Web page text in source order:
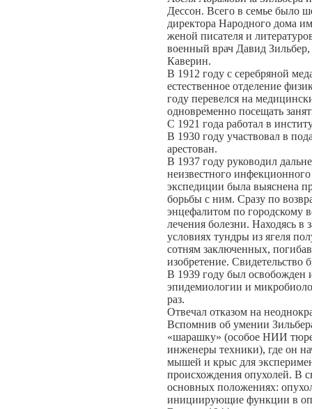
Дессон. Всего в семье было
директора Народного дома
женой писателя и
военный врач Давид
Каверин.
В 1912 году с серебряной
естественное отделение
году перевелся на
одновременно посещать
С 1921 года работал в
В 1930 году участвовал в
арестован.
В 1937 году руководил
неизвестного
экспедиции была выяснена
борьбы с ним. Сразу по
энцефалитом по городскому
лечения болезни. Находясь в
условиях тундры из ягеля
сотням заключенных,
изобретение.
В 1939 году был освобожден
эпидемиологии и
раз.
Отвечал отказом на
Вспомнив об умении
«шарашку» (особое НИИ
инженеры техники), где он
мышей и крыс для
происхождения опухолей. В
основных положениях:
инициирующие функции в